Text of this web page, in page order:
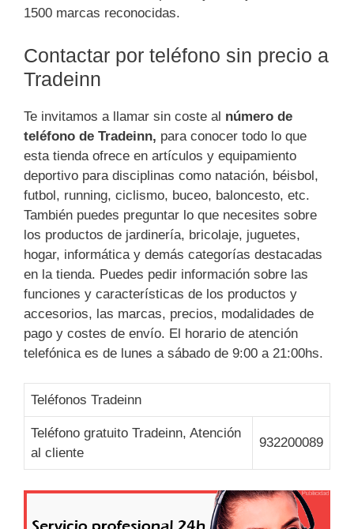
1500 marcas reconocidas.
Contactar por teléfono sin precio a
Tradeinn
Te invitamos a llamar sin coste al número de
teléfono de Tradeinn, para conocer todo lo que
esta tienda ofrece en artículos y equipamiento
deportivo para disciplinas como natación, béisbol,
futbol, running, ciclismo, buceo, baloncesto, etc.
También puedes preguntar lo que necesites sobre
los productos de jardinería, bricolaje, juguetes,
hogar, informática y demás categorías destacadas
en la tienda. Puedes pedir información sobre las
funciones y características de los productos y
accesorios, las marcas, precios, modalidades de
pago y costes de envío. El horario de atención
telefónica es de lunes a sábado de 9:00 a 21:00hs.
Teléfonos Tradeinn
Teléfono gratuito Tradeinn, Atención
al cliente
932200089